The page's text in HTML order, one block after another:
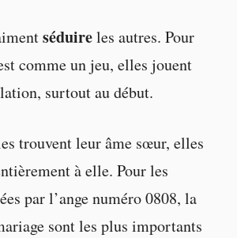
séduireles autres. Pour
comme un jeu, elles jouent
surtout au début.
trouvent leur âme sœur, elles
à elle. Pour les
par l’ange numéro 0808, la
sont les plus importants